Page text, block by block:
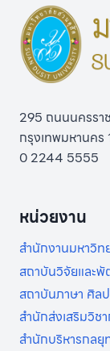
295 ถนนนครรา
กรุงเทพมหานคร
0 2244 5555
หน่วยงาน
สำนักงานมหาวิท
สถาบันวิจัยและ
สถาบันภาษา ศิล
สำนักส่งเสริมวิช
สำนักบริหารกลยุ